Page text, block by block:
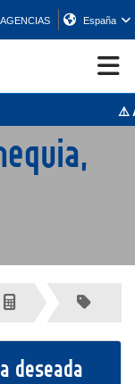
España
⚠️
deseada